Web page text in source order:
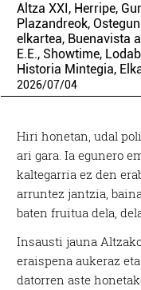
Altza XXI, Herripe,
Plazandreok,
elkartea, Buenavista
E.E., Showtime,
Historia Mintegia,
2026/07/04
Hiri honetan, udal
ari gara. Ia egunero
kaltegarria ez den
arruntez jantzia,
baten fruitua dela,
Insausti jauna
eraispena aukeraz
datorren aste